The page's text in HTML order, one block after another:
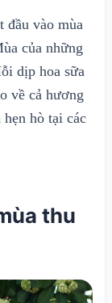
đầu vào mùa
của những
dịp hoa sữa
về cả hương
hò tại các
thu